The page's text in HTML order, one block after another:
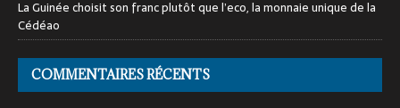
La Guinée choisit son franc plutôt que l’eco, la monnaie unique de la
Cédéao
COMMENTAIRES RÉCENTS